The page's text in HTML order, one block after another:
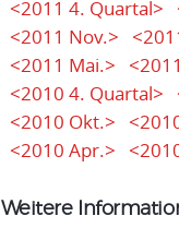
<2011 4. Quartal>
<2011 Nov.>
<2011 Mai.>
<2010 4. Quartal>
<2010 Okt.>
<2010 Apr.>
Weitere